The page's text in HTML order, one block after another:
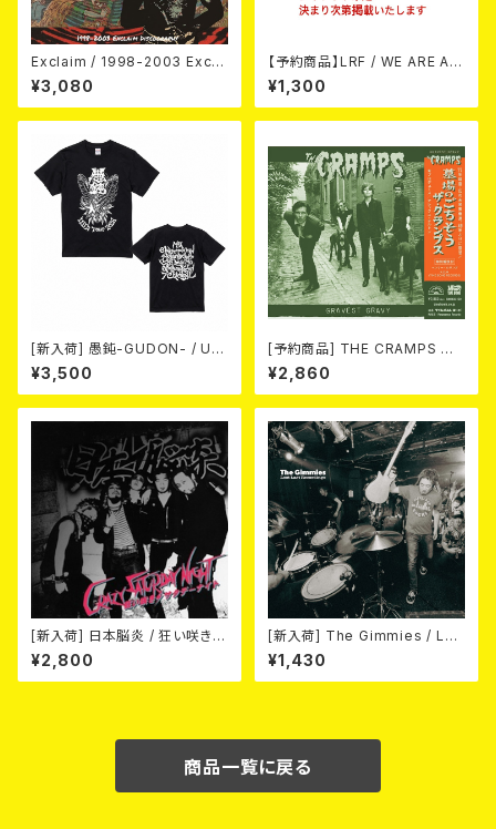
Exclaim / 1998-2003 Excla
im Discography
¥3,080
【予約商品】LRF / WE ARE AL
READY DONE (CD) 【8月15日
発売】
¥1,300
[新入荷] 愚鈍-GUDON- / US
TOUR 2026 T-shirt
¥3,500
[予約商品] THE CRAMPS ザ・
クランプス / Gravest Gravy
（墓場のごちそう）(CD) 2026.8
月下旬
¥2,860
[新入荷] 日本脳炎 / 狂い咲きサ
タデーナイト(CD)
¥2,800
[新入荷] The Gimmies / Los
t Last Recordings (7")
¥1,430
商品一覧に戻る